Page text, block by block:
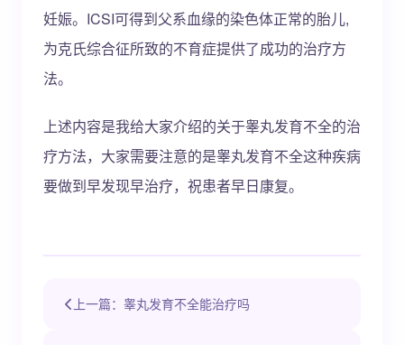
妊娠。ICSI可得到父系血缘的染色体正常的胎儿,
为克氏综合征所致的不育症提供了成功的治疗方
法。
上述内容是我给大家介绍的关于睾丸发育不全的治
疗方法，大家需要注意的是睾丸发育不全这种疾病
要做到早发现早治疗，祝患者早日康复。
上一篇：睾丸发育不全能治疗吗